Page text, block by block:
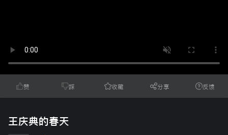
赞 踩 收藏 分享 反馈
王庆典的春天